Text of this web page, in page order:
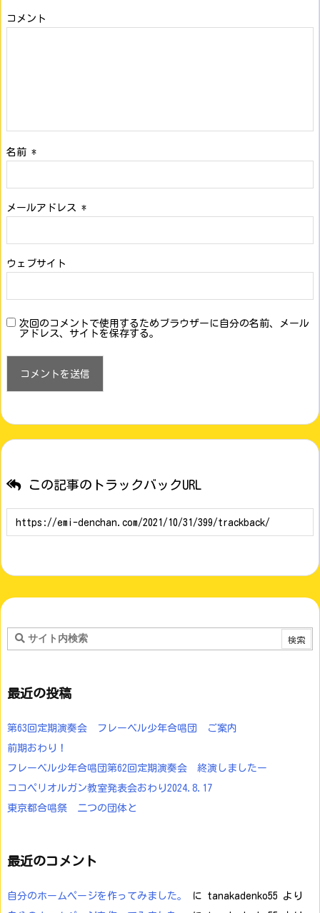
コメント
名前 *
メールアドレス *
ウェブサイト
次回のコメントで使用するためブラウザーに自分の名前、メール
アドレス、サイトを保存する。
この記事のトラックバックURL
最近の投稿
第63回定期演奏会 フレーベル少年合唱団 ご案内
前期おわり！
フレーベル少年合唱団第62回定期演奏会 終演しましたー
ココペリオルガン教室発表会おわり2024.8.17
東京都合唱祭 二つの団体と
最近のコメント
自分のホームページを作ってみました。 に tanakadenko55 より